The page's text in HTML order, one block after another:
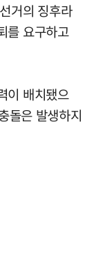
거의 징후라
를 요구하고
이 배치됐으
돌은 발생하지